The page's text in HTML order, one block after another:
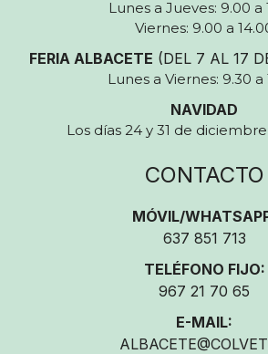
Lunes a Jueves: 9.00 a
Viernes: 9.00 a
FERIA ALBACETE (DEL 7 AL 17
Lunes a Viernes: 9.30 a
NAVIDAD
Los días 24 y 31 de diciembre
CONTACTO
MÓVIL/
637 851 713
TELÉFONO FIJO:
967 21 70 65
E-MAIL: